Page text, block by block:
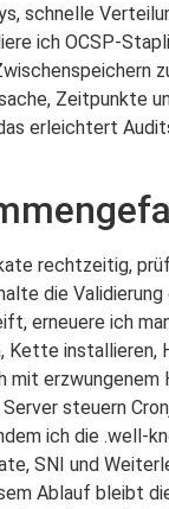
schnelle
ich OCSP-
Zeitpunkte
erleichtert
rechtzeitig,
die Validierung
erneuere ich
Kette installieren,
mit erzwungenem
steuern
ich die .well-
SNI und
Ablauf bleibt